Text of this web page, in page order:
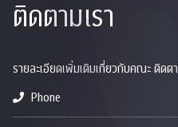
ติดตามเรา
รายละเอียดเพิ่มเติมเกี่ยวกับคณะ ติดต
Phone